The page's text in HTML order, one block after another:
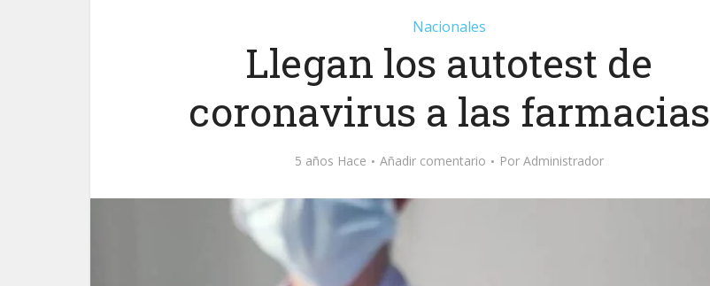
Nacionales
Llegan los autotest de
coronavirus a las farmacias
5 años Hace Añadir comentario Por Administrador